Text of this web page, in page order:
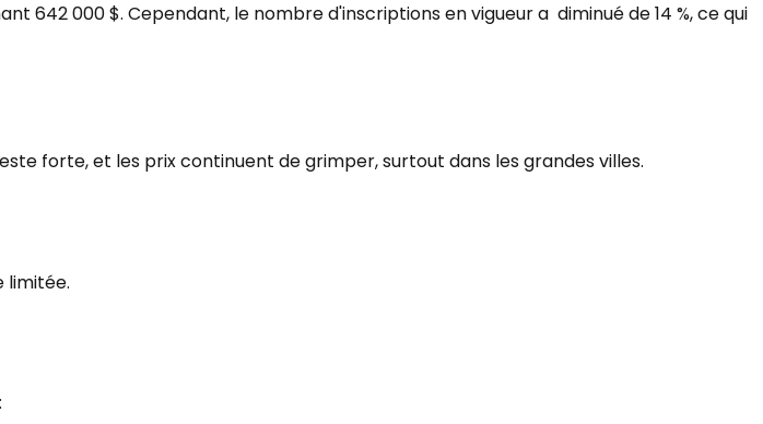
642 000 $. Cependant, le nombre d'inscriptions en vigueur a diminué de 14 %, ce qui
forte, et les prix continuent de grimper, surtout dans les grandes villes.
limitée.